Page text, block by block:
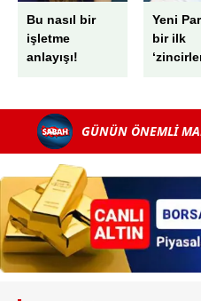
Bu nasıl bir
işletme
anlayışı!
Yeni
bir ilk
GÜNÜN ÖNEMLİ